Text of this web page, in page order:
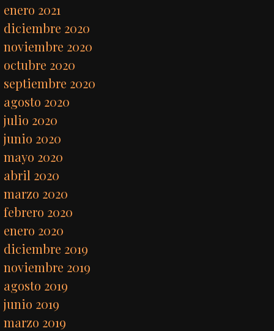
enero 2021
diciembre 2020
noviembre 2020
octubre 2020
septiembre 2020
agosto 2020
julio 2020
junio 2020
mayo 2020
abril 2020
marzo 2020
febrero 2020
enero 2020
diciembre 2019
noviembre 2019
agosto 2019
junio 2019
marzo 2019